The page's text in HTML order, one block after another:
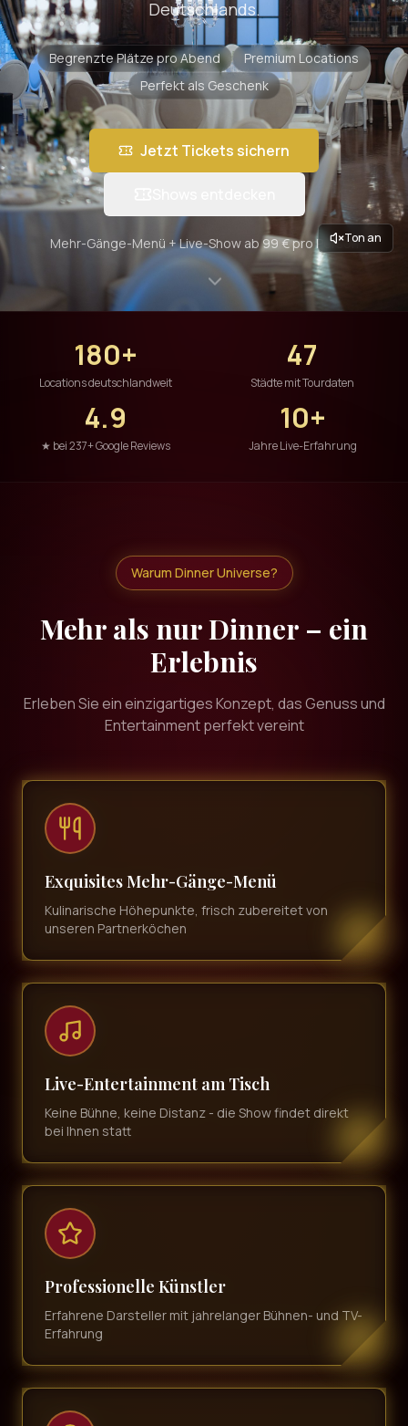
Ton an
Deutschlands.
Begrenzte Plätze pro Abend
Premium Locations
Perfekt als Geschenk
Jetzt Tickets sichern
Mehr-Gänge-Menü + Live-Show ab 99 € pro Person
180+
Locations deutschlandweit
47
Städte mit Tourdaten
4.9
★ bei 237+ Google Reviews
10+
Jahre Live-Erfahrung
Warum Dinner Universe?
Mehr als nur Dinner – ein
Erlebnis
Erleben Sie ein einzigartiges Konzept, das Genuss und
Entertainment perfekt vereint
Exquisites Mehr-Gänge-Menü
Kulinarische Höhepunkte, frisch zubereitet von
unseren Partnerköchen
Live-Entertainment am Tisch
Keine Bühne, keine Distanz - die Show findet direkt
bei Ihnen statt
Professionelle Künstler
Erfahrene Darsteller mit jahrelanger Bühnen- und TV-
Erfahrung